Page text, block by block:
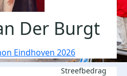
Der Burgt
Eindhoven 2026
Streefbedrag